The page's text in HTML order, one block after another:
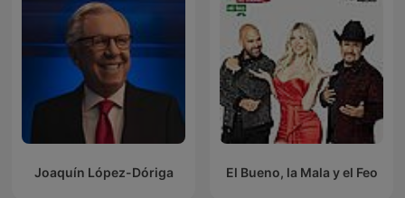
Joaquín López-Dóriga El Bueno, la Mala y el Feo